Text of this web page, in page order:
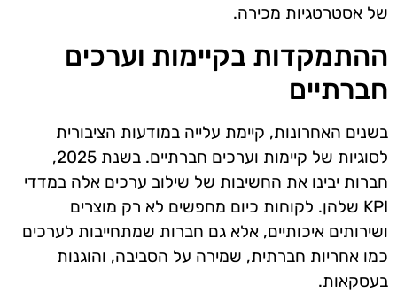
של אסטרטגיות מכירה.
ההתמקדות בקיימות וערכים
חברתיים
בשנים האחרונות, קיימת עלייה במודעות הציבורית
לסוגיות של קיימות וערכים חברתיים. בשנת 2025,
חברות יבינו את החשיבות של שילוב ערכים אלה במדדי
KPI שלהן. לקוחות כיום מחפשים לא רק מוצרים
ושירותים איכותיים, אלא גם חברות שמתחייבות לערכים
כמו אחריות חברתית, שמירה על הסביבה, והוגנות
בעסקאות.